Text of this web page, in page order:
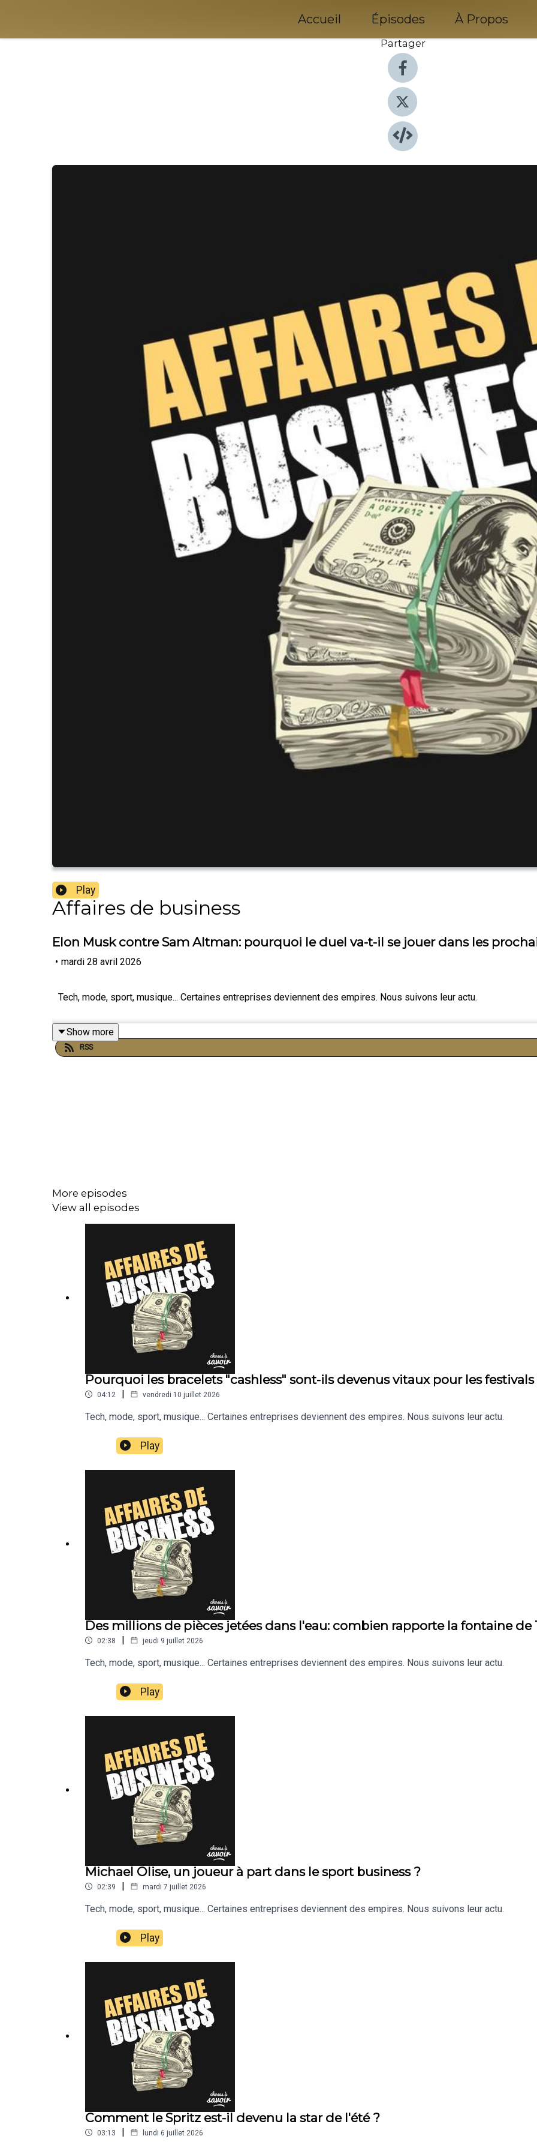
Accueil Épisodes À Propos
Partager
Play
Affaires de business
Elon Musk contre Sam Altman: pourquoi le duel va-t-il se jouer dans les
• mardi 28 avril 2026
Tech, mode, sport, musique... Certaines entreprises deviennent des empires. Nous suivons leur actu.
Show more
RSS
More episodes
View all episodes
Pourquoi les bracelets "cashless" sont-ils devenus vitaux pour les festivals
04:12 | vendredi 10 juillet 2026
Tech, mode, sport, musique... Certaines entreprises deviennent des empires. Nous suivons leur actu.
Play
Des millions de pièces jetées dans l'eau: combien rapporte la fontaine de
02:38 | jeudi 9 juillet 2026
Tech, mode, sport, musique... Certaines entreprises deviennent des empires. Nous suivons leur actu.
Play
Michael Olise, un joueur à part dans le sport business ?
02:39 | mardi 7 juillet 2026
Tech, mode, sport, musique... Certaines entreprises deviennent des empires. Nous suivons leur actu.
Play
Comment le Spritz est-il devenu la star de l'été ?
03:13 | lundi 6 juillet 2026